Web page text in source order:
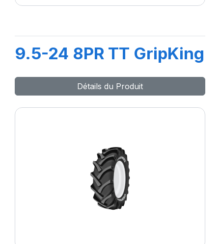
9.5-24 8PR TT GripKing
Détails du Produit